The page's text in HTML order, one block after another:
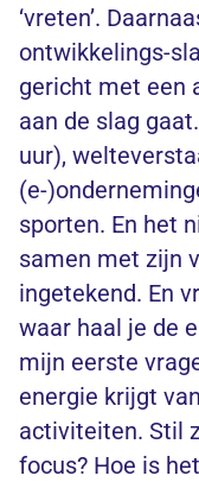
‘vreten’.
ontwikkelings-
gericht met een
aan de slag
uur),
(e-
sporten. En het
samen met zijn
ingetekend. En
waar haal je de
mijn eerste
energie krijgt
activiteiten. Stil
focus? Hoe is